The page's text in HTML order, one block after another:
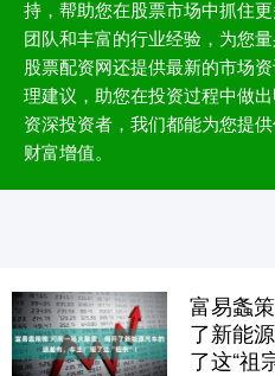
持，帮助您在股票市场中抓住
团队和丰富的行业经验，为您
股票配资网还提供最新的市场
理建议，助您在投资过程中做
资深投资者，我们都能为您提
财富增值。
富易螽
了新能
了这“祖